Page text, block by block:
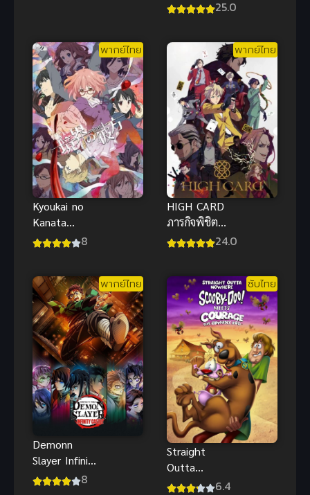
บิเคะ! ยูโฟ25.0
พากย์ไทย
Kyoukai no
Kanata
(2013) อีก8
พากย์ไทย
HIGH CARD
ภารกิจพิชิต
การ์ด ซับไทย24.0
พากย์ไทย
Demonn
Slayer Infinity
Castle
8
ซับไทย
Straight
Outta
Nowhere 6.4